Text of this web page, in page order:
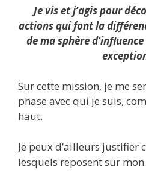
Je vis et j’agis pour
actions qui font la
de ma sphère
Sur cette mission, je me
phase avec qui je suis,
haut.
Je peux d’ailleurs justifier
lesquels reposent sur